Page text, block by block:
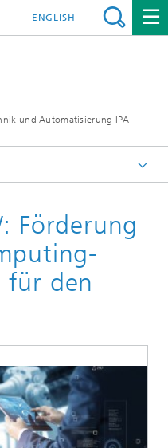
und Automatisierung IPA
ENGLISH
Förderung
für den